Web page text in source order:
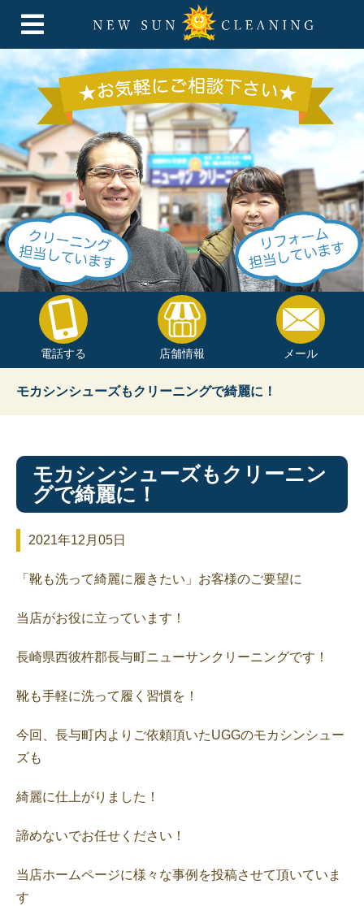
電話する 店舗情報 メール
モカシンシューズもクリーニングで綺麗に！
モカシンシューズもクリーニン
グで綺麗に！
2021年12月05日
「靴も洗って綺麗に履きたい」お客様のご要望に
当店がお役に立っています！
長崎県西彼杵郡長与町ニューサンクリーニングです！
靴も手軽に洗って履く習慣を！
今回、長与町内よりご依頼頂いたUGGのモカシンシュー
ズも
綺麗に仕上がりました！
諦めないでお任せください！
当店ホームページに様々な事例を投稿させて頂いていま
す